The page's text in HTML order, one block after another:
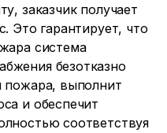
заказчик получает
Это гарантирует, что
система
безотказно
пожара, выполнит
и обеспечит
соответствуя